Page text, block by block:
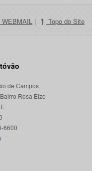
WEBMAIL | Topo do Site
de Campos
Rosa Elze